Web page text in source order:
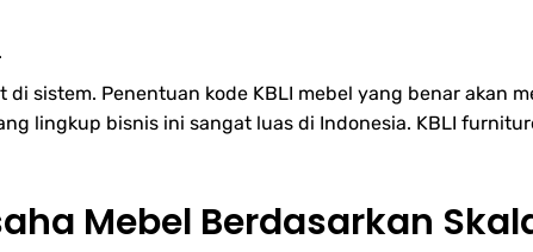
di sistem. Penentuan kode KBLI mebel yang benar akan
lingkup bisnis ini sangat luas di Indonesia. KBLI
Mebel Berdasarkan